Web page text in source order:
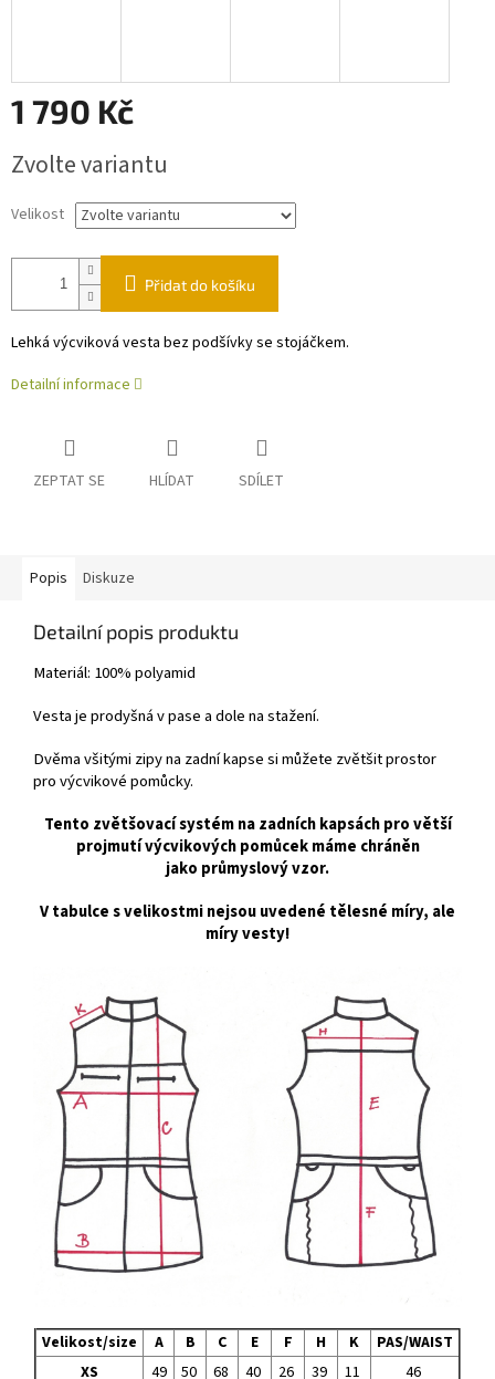
1 790 Kč
cena:
Zvolte variantu
Velikost
Přidat do košíku
Lehká výcviková vesta bez podšívky se stojáčkem.
Detailní informace
ZEPTAT SE HLÍDAT SDÍLET
Popis Diskuze
Detailní popis produktu
Materiál: 100% polyamid
Vesta je prodyšná v pase a dole na stažení.
Dvěma všitými zipy na zadní kapse si můžete zvětšit prostor
pro výcvikové pomůcky.
Tento zvětšovací systém na zadních kapsách pro větší
projmutí výcvikových pomůcek máme chráněn
jako průmyslový vzor.
V tabulce s velikostmi nejsou uvedené tělesné míry, ale
míry vesty!
Velikost/size A B C E F H K
PAS/WAIST
XS
49 50 68 40 26 39 11
46